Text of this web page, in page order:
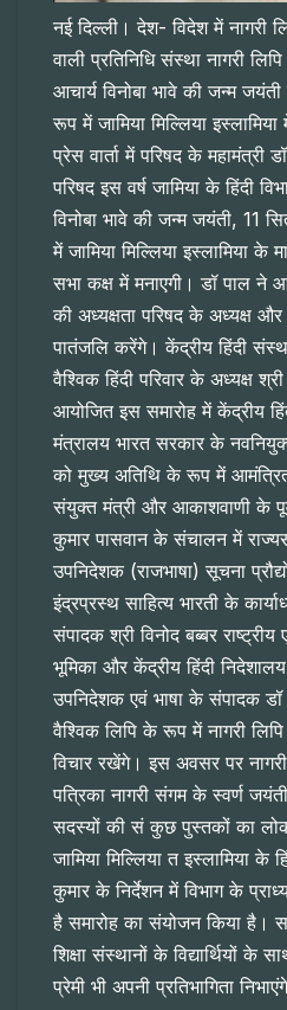
नई दिल्ली। देश- विदेश में नागरी
वाली प्रतिनिधि संस्था नागरी
आचार्य विनोबा भावे की जन्म
रूप में जामिया मिल्लिया
प्रेस वार्ता में परिषद के महामंत्री
परिषद इस वर्ष जामिया के हिंदी
विनोबा भावे की जन्म जयंती, 11
में जामिया मिल्लिया इस्लामिया के
सभा कक्ष में मनाएगी। डॉ पाल ने
की अध्यक्षता परिषद के अध्यक्ष
पातंजलि करेंगे। केंद्रीय हिंदी
वैश्विक हिंदी परिवार के अध्यक्ष
आयोजित इस समारोह में केंद्रीय
मंत्रालय भारत सरकार के
को मुख्य अतिथि के रूप में
संयुक्त मंत्री और आकाशवाणी के
कुमार पासवान के संचालन में
उपनिदेशक (राजभाषा) सूचना
इंद्रप्रस्थ साहित्य भारती के
संपादक श्री विनोद बब्बर
भूमिका और केंद्रीय हिंदी
उपनिदेशक एवं भाषा के संपादक डॉ
वैश्विक लिपि के रूप में नागरी
विचार रखेंगे। इस अवसर पर
पत्रिका नागरी संगम के स्वर्ण
सदस्यों की सं कुछ पुस्तकों का
जामिया मिल्लिया त इस्लामिया के
कुमार के निर्देशन में विभाग के
है समारोह का संयोजन किया है।
शिक्षा संस्थानों के विद्यार्थियों के
प्रेमी भी अपनी प्रतिभागिता